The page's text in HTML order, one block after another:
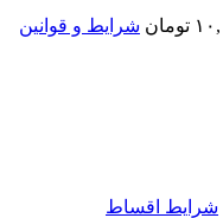
شرایط و قوانین
شرایط اقساط